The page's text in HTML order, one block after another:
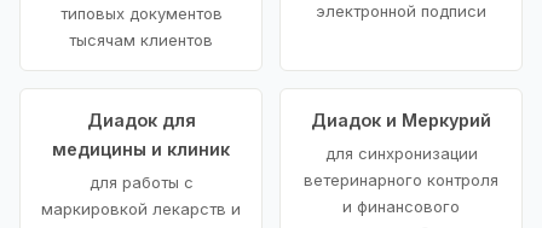
типовых документов
тысячам клиентов
электронной подписи
Диадок для
медицины и клиник
для работы с
маркировкой лекарств и
Диадок и Меркурий
для синхронизации
ветеринарного контроля
и финансового